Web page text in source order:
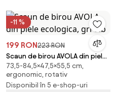
-11 %
199 RON223 RON
Scaun de birou AVOLA din piele
ecologica, gri-alb
73,5-84,5×47,5×55,5 cm,
ergonomic, rotativ
Disponibil în 5 e-shop-uri